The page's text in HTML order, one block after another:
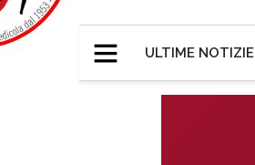
ULTIME NOTIZIE